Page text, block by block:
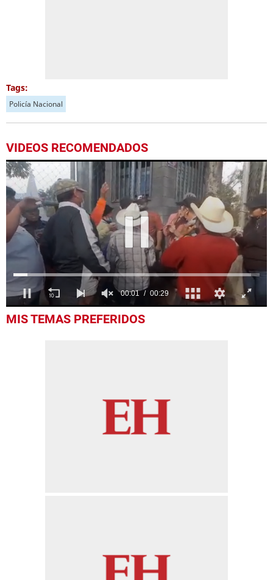
Tags:
Policía Nacional
VIDEOS RECOMENDADOS
seconds
MIS TEMAS PREFERIDOS